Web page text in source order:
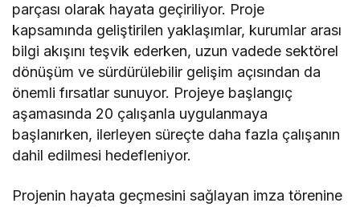
parçası olarak hayata geçiriliyor. Proje
kapsamında geliştirilen yaklaşımlar, kurumlar arası
bilgi akışını teşvik ederken, uzun vadede sektörel
dönüşüm ve sürdürülebilir gelişim açısından da
önemli fırsatlar sunuyor. Projeye başlangıç
aşamasında 20 çalışanla uygulanmaya
başlanırken, ilerleyen süreçte daha fazla çalışanın
dahil edilmesi hedefleniyor.
Projenin hayata geçmesini sağlayan imza törenine